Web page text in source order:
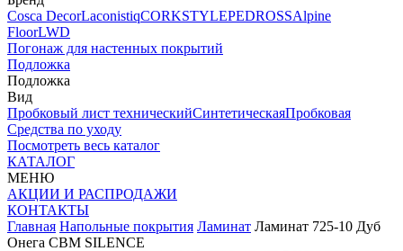
Cosca DecorLaconistiqCORKSTYLEPEDROSSAlpine
FloorLWD
Погонаж для настенных покрытий
Подложка
Подложка
Вид
Пробковый лист техническийСинтетическаяПробковая
Средства по уходу
Посмотреть весь каталог
КАТАЛОГ
МЕНЮ
АКЦИИ И РАСПРОДАЖИ
КОНТАКТЫ
Главная Напольные покрытия Ламинат Ламинат 725-10 Дуб
Онега CBM SILENCE